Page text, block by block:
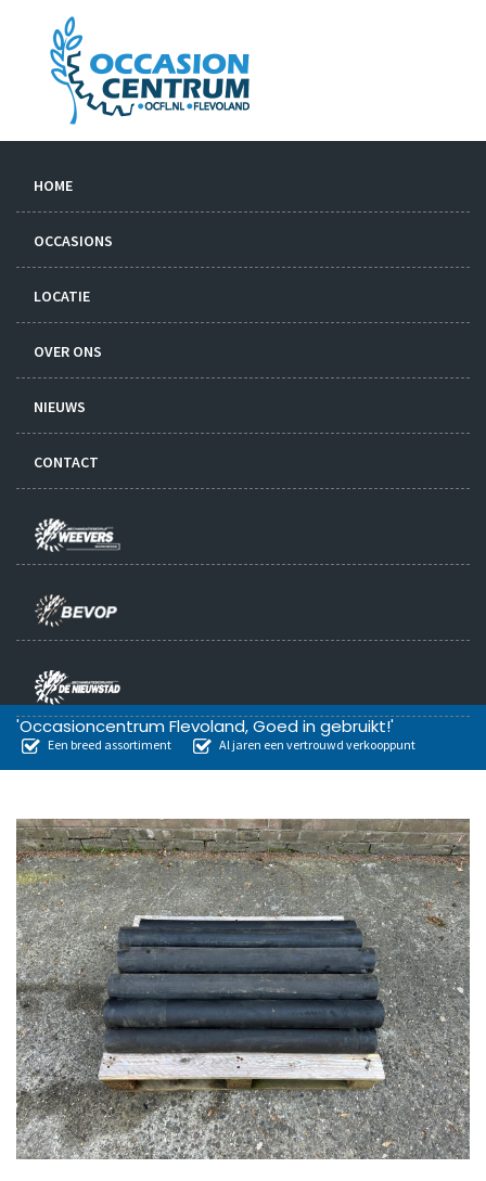
HOME
OCCASIONS
LOCATIE
OVER ONS
NIEUWS
CONTACT
'Occasioncentrum Flevoland, Goed in gebruikt!'
Een breed assortiment Al jaren een vertrouwd verkooppunt